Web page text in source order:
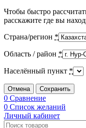
Чтобы быстро
расскажите где вы
Страна/регион *
Область / район *
Населённый пункт *
Отмена Сохранить
0 Сравнение
0 Список желаний
Личный кабинет